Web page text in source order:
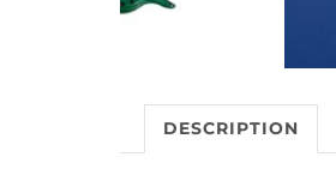
DESCRIPTION